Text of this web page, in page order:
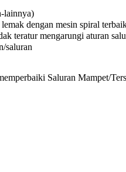
lainnya)
dengan mesin spiral
teratur mengarungi aturan
saluran
Saluran Mampet/